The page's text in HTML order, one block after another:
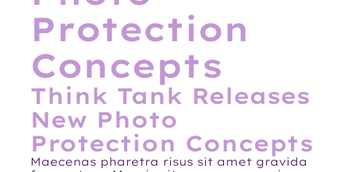
Protection
Concepts
Think Tank Releases
New Photo
Protection Concepts
Maecenas pharetra risus sit amet gravida